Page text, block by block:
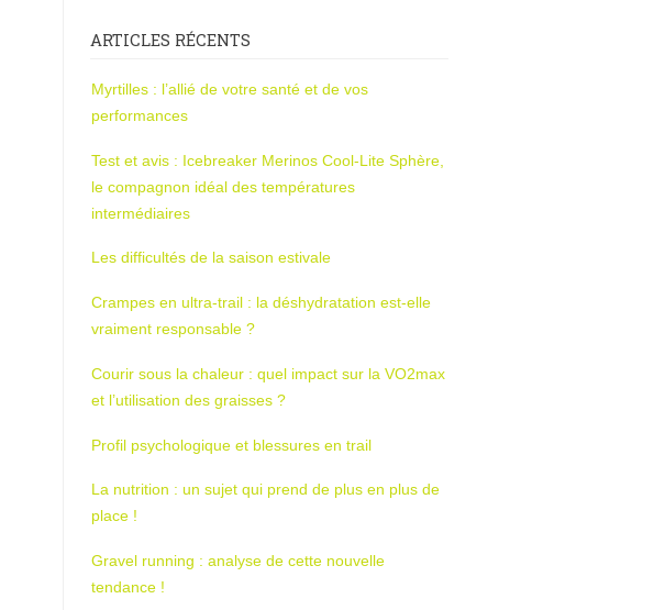
ARTICLES RÉCENTS
Myrtilles : l’allié de votre santé et de vos
performances
Test et avis : Icebreaker Merinos Cool-Lite Sphère,
le compagnon idéal des températures
intermédiaires
Les difficultés de la saison estivale
Crampes en ultra-trail : la déshydratation est-elle
vraiment responsable ?
Courir sous la chaleur : quel impact sur la VO2max
et l’utilisation des graisses ?
Profil psychologique et blessures en trail
La nutrition : un sujet qui prend de plus en plus de
place !
Gravel running : analyse de cette nouvelle
tendance !